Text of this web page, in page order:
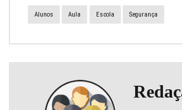
Alunos Aula Escola Segurança